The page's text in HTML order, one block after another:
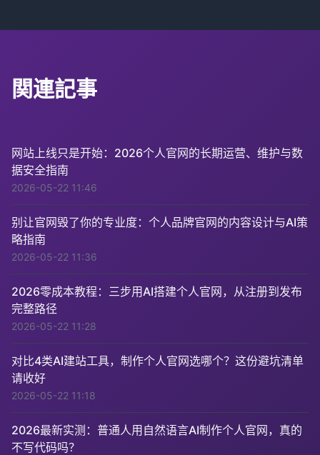
関連記事
网站上线只是开始：2026个人官网的长期运营、维护与数
据安全指南
2026-05-22 11:46
别让官网毁了你的专业度：个人品牌官网的内容设计与AI策
略指南
2026-05-22 11:36
2026零成本教程：三步用AI搭建个人官网，从注册到发布
完整路径
2026-05-22 11:28
对比4类AI建站工具，制作个人官网选哪个？这份避坑清单
请收好
2026-05-22 11:18
2026最新实测：普通人用自然语言AI制作个人官网，真的
不写代码吗？